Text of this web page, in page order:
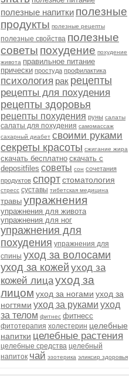
полезные напитки полезные
продукты полезные рецепты
полезные свойства полезные
советы похудение похудение
живота правильное питание
прически простуда профилактика
психология рак рецепты
рецепты для похудения
рецепты здоровья
рецепты похудения руны салаты
салаты для похудения самомассаж
сахарный диабет своими руками
секреты красоты сжигание жира
скачать бесплатно скачать с
depositfiles советы сон сочетания
продуктов спортстоматология
стресс суставы тибетская медицина
травы упражнения
упражнения для живота
упражнения для ног
упражнения для
похудения упражнения для
спины уход за волосами
уход за кожей уход за
кожей лицауход за
лицом уход за ногами уход за
ногтями уход за руками уход
за телом фитнес фитнесс
фитотерапия холестерин целебные
напитки целебные растения
целебные средства целебный
напиток чай эзотерика эликсир здоровья